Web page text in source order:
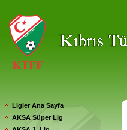
Ligler Ana Sayfa
AKSA Süper Lig